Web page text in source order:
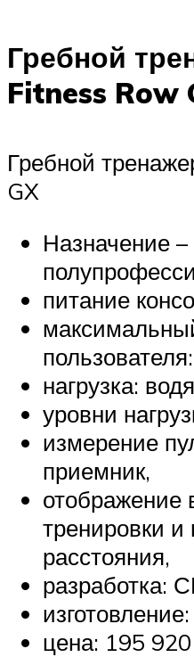
Гребной
Fitness Row
Гребной
GX
Назначение –
питание
нагрузка:
уровни
измерение
приемник,
отображение
тренировки и
расстояния,
разработка:
цена: 195